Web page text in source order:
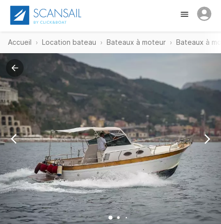
Accueil Location bateau Bateaux à moteur Bateaux à